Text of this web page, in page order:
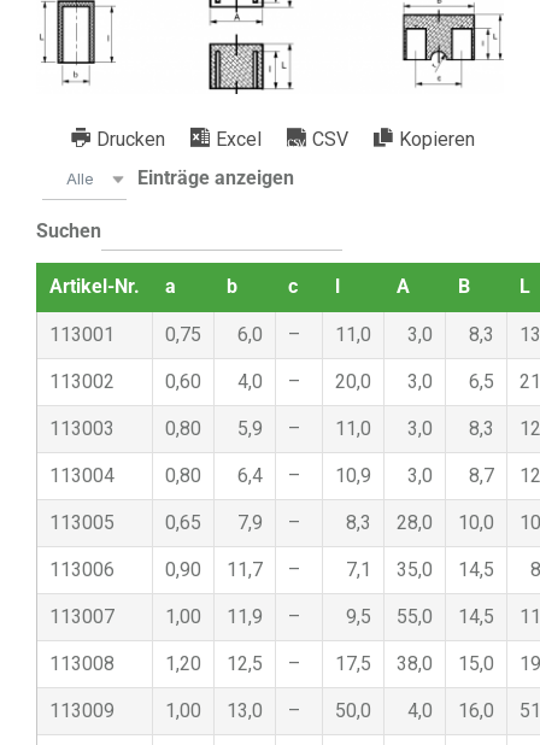
Drucken Excel CSV Kopieren
Alle Einträge anzeigen
Suchen
Artikel-Nr. a b c A B L
113001 0,75 6,0 – 11,0 3,0 8,3
113002 0,60 4,0 – 20,0 3,0 6,5
113003 0,80 5,9 – 11,0 3,0 8,3
113004 0,80 6,4 – 10,9 3,0 8,7
113005 0,65 7,9 – 8,3 28,0 10,0
113006 0,90 11,7 – 7,1 35,0 14,5
113007 1,00 11,9 – 9,5 55,0 14,5
113008 1,20 12,5 – 17,5 38,0 15,0
113009 1,00 13,0 – 50,0 4,0 16,0